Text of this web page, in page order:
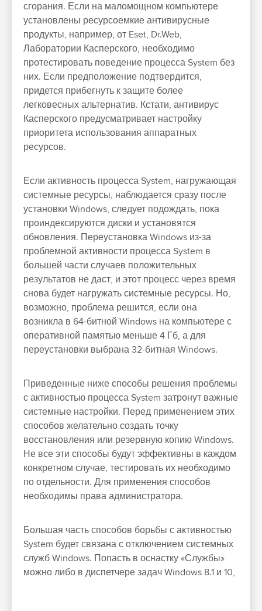
сгорания. Если на маломощном компьютере
установлены ресурсоемкие антивирусные
продукты, например, от Eset, Dr.Web,
Лаборатории Касперского, необходимо
протестировать поведение процесса System без
них. Если предположение подтвердится,
придется прибегнуть к защите более
легковесных альтернатив. Кстати, антивирус
Касперского предусматривает настройку
приоритета использования аппаратных
ресурсов.
Если активность процесса System, нагружающая
системные ресурсы, наблюдается сразу после
установки Windows, следует подождать, пока
проиндексируются диски и установятся
обновления. Переустановка Windows из-за
проблемной активности процесса System в
большей части случаев положительных
результатов не даст, и этот процесс через время
снова будет нагружать системные ресурсы. Но,
возможно, проблема решится, если она
возникла в 64-битной Windows на компьютере с
оперативной памятью меньше 4 Гб, а для
переустановки выбрана 32-битная Windows.
Приведенные ниже способы решения проблемы
с активностью процесса System затронут важные
системные настройки. Перед применением этих
способов желательно создать точку
восстановления или резервную копию Windows.
Не все эти способы будут эффективны в каждом
конкретном случае, тестировать их необходимо
по отдельности. Для применения способов
необходимы права администратора.
Большая часть способов борьбы с активностью
System будет связана с отключением системных
служб Windows. Попасть в оснастку «Службы»
можно либо в диспетчере задач Windows 8.1 и 10,